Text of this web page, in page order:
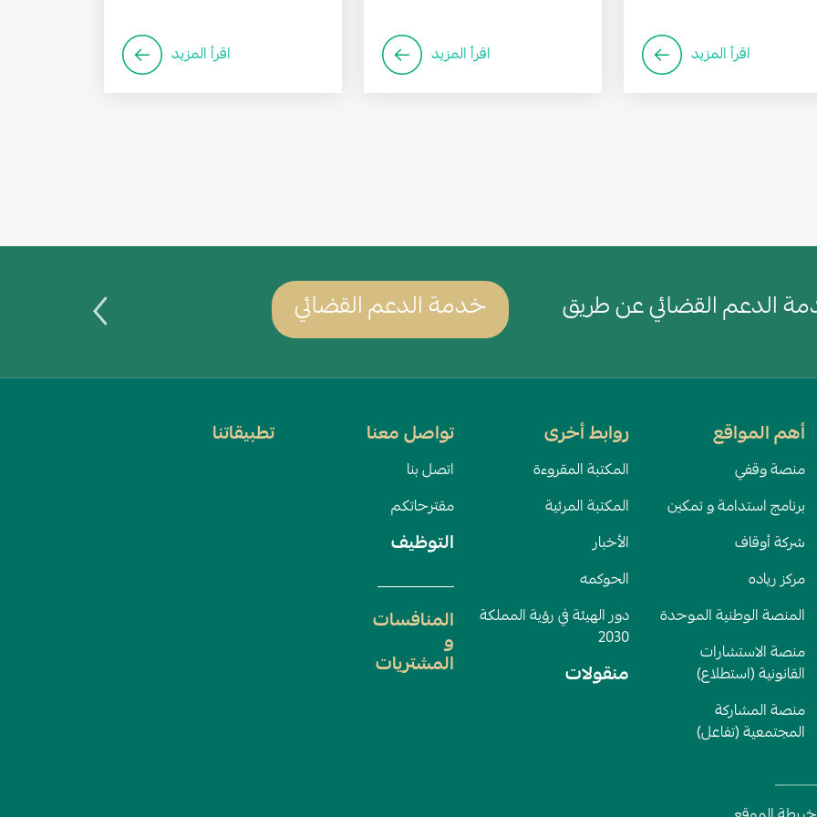
اقرأ المزيد اقرأ المزيد اقرأ المزيد
الدعم القضائي عن طريق خدمة الدعم القضائي
أهم المواقع
منصة وقفي
برنامج استدامة و تمكين
شركة أوقاف
مركز رياده
المنصة الوطنية الموحدة
منصة الاستشارات
القانونية (استطلاع)
منصة المشاركة
المجتمعية (تفاعل)
روابط أخرى
المكتبة المقروءة
المكتبة المرئية
الأخبار
الحوكمه
دور الهيئة في رؤية المملكة
2030
منقولات
تواصل معنا
اتصل بنا
مقترحاتكم
التوظيف
المنافسات
و
المشتريات
تطبيقاتنا